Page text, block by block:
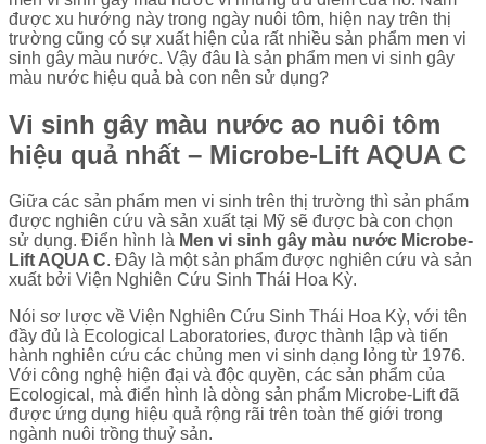
được xu hướng này trong ngày nuôi tôm, hiện nay trên thị
trường cũng có sự xuất hiện của rất nhiều sản phẩm men vi
sinh gây màu nước. Vậy đâu là sản phẩm men vi sinh gây
màu nước hiệu quả bà con nên sử dụng?
Vi sinh gây màu nước ao nuôi tôm
hiệu quả nhất – Microbe-Lift AQUA C
Giữa các sản phẩm men vi sinh trên thị trường thì sản phẩm
được nghiên cứu và sản xuất tại Mỹ sẽ được bà con chọn
sử dụng. Điển hình là Men vi sinh gây màu nước Microbe-
Lift AQUA C. Đây là một sản phẩm được nghiên cứu và sản
xuất bởi Viện Nghiên Cứu Sinh Thái Hoa Kỳ.
Nói sơ lược về Viện Nghiên Cứu Sinh Thái Hoa Kỳ, với tên
đầy đủ là Ecological Laboratories, được thành lập và tiến
hành nghiên cứu các chủng men vi sinh dạng lỏng từ 1976.
Với công nghệ hiện đại và độc quyền, các sản phẩm của
Ecological, mà điển hình là dòng sản phẩm Microbe-Lift đã
được ứng dụng hiệu quả rộng rãi trên toàn thế giới trong
ngành nuôi trồng thuỷ sản.